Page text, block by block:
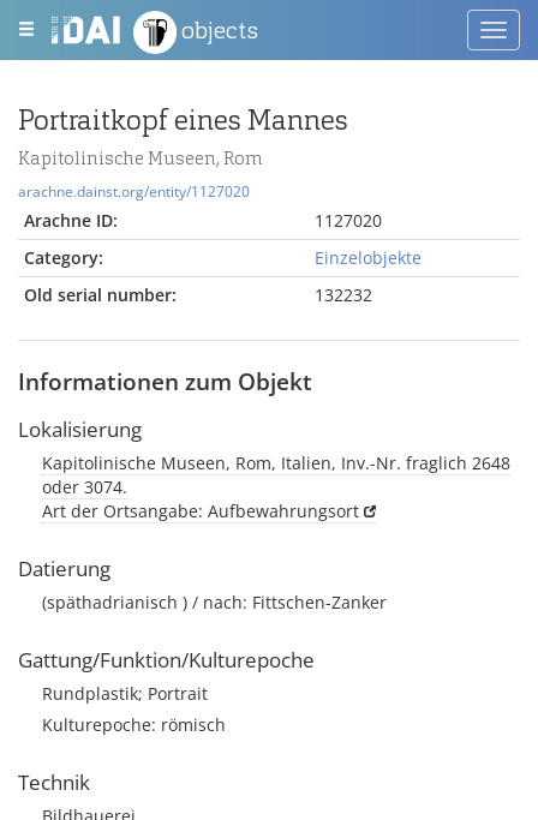
objects
Portraitkopf eines Mannes
Kapitolinische Museen, Rom
arachne.dainst.org/entity/1127020
Arachne ID:
1127020
Category:
Einzelobjekte
Old serial number:
132232
Informationen zum Objekt
Lokalisierung
Kapitolinische Museen, Rom, Italien, Inv.-Nr. fraglich 2648
oder 3074.
Art der Ortsangabe: Aufbewahrungsort
Datierung
(späthadrianisch ) / nach: Fittschen-Zanker
Gattung/Funktion/Kulturepoche
Rundplastik; Portrait
Kulturepoche: römisch
Technik